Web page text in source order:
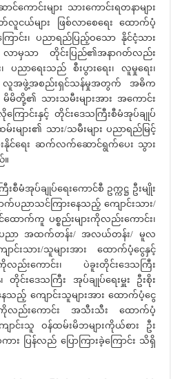
ောင်းများ သားကောင်းရတနာများ
လူငယ်များ ဖြစ်လာစေရေး ထောက်ပံ့
ြောင်း၊ ပညာရည်ပြည့်ဝသော နိုင်ငံ့သား
လာမှသာ တိုင်းပြည်၏အနာဂတ်လည်း
၊ ပညာရေးသည် စီးပွားရေး၊ လူမှုရေး၊
လူအဖွဲ့အစည်းရှင်သန်မှုအတွက် အဓိက
တို့၏ သားသမီးများအား အကောင်း
ကြောင်းနှင့် တိုင်းဒေသကြီးစီမံအုပ်ချုပ်
းများ၏ သား/သမီးများ ပညာရည်မြင့်
နိုင်ရေး ဆက်လက်ဆောင်ရွက်ပေး သွား
။
အုပ်ချုပ်ရေးကောင်စီ ဥက္ကဋ္ဌ ဦးမျိုး
ညာသင်ကြားနေသည့် ကျောင်းသား/
ောက်ကူ ပစ္စည်းများကိုလည်းကောင်း၊
ခံပညာ အထက်တန်း/ အလယ်တန်း/ မူလ
င်းသား/သူများအား ထောက်ပံ့ငွေနှင့်
ည်းကောင်း၊ ပဲခူးတိုင်းဒေသကြီး
တိုင်းဒေသကြီး အုပ်ချုပ်ရေးမှူး ဦးစိုး
ည့် ကျောင်းသူများအား ထောက်ပံ့ငွေ
ကိုလည်းကောင်း အသီးသီး ထောက်ပံ့
ောင်းသူ ဝန်ထမ်းမိဘများကိုယ်စား ဦး
ား ပြန်လည် ပြောကြားခဲ့ကြောင်း သိရှိ